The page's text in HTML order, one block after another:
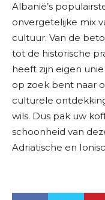
Albanië’s
onvergetelijke mix
cultuur. Van de
tot de historische
heeft zijn eigen
op zoek bent naar
culturele
wils. Dus pak uw
schoonheid van
Adriatische en